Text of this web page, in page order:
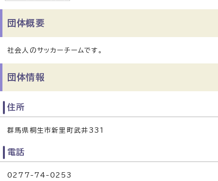
団体概要
社会人のサッカーチームです。
団体情報
住所
群馬県桐生市新里町武井331
電話
0277-74-0253